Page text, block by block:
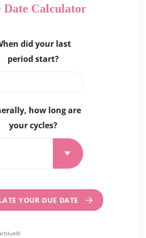
Date Calculator
did your last
period start?
how long are
your cycles?
YOUR DUE DATE
.